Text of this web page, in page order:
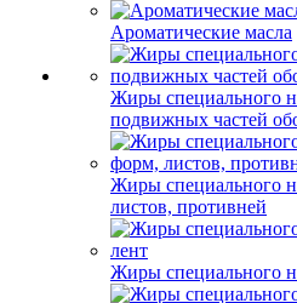
Ароматические масла
Жиры специального
подвижных частей
Жиры специального
листов, противней
Жиры специального